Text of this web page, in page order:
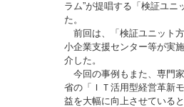
ラム”が提唱する「検証ユ
た。
前回は、「検証ユニット
小企業支援センター等が実
介した。
今回の事例もまた、専門
省の「ＩＴ活用型経営革新
益を大幅に向上させている